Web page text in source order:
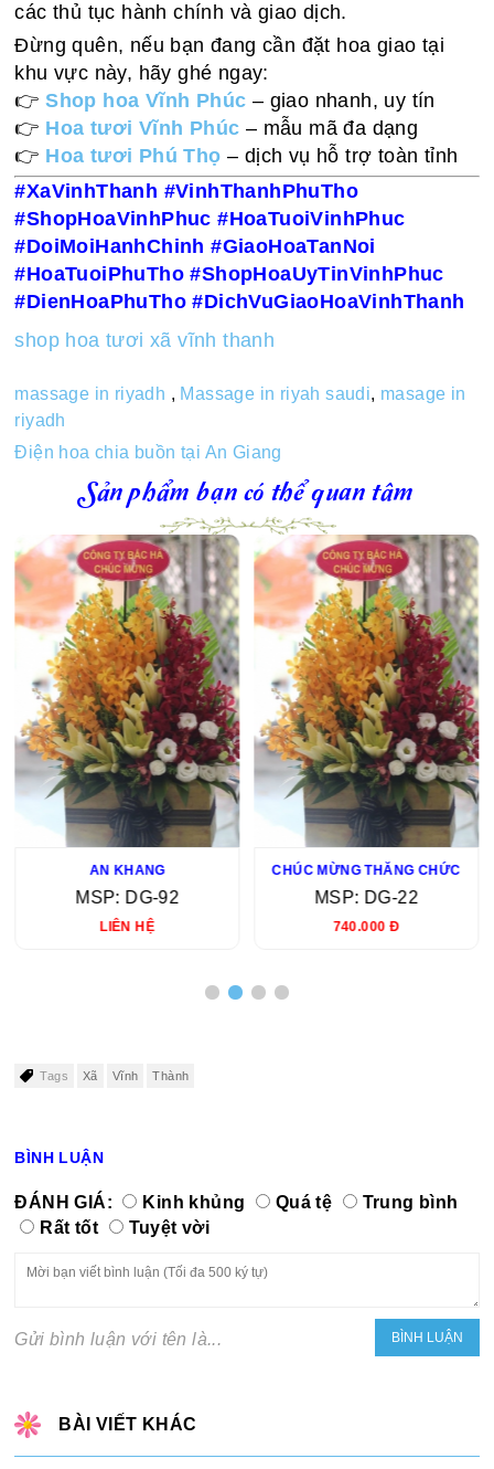
các thủ tục hành chính và giao dịch.
Đừng quên, nếu bạn đang cần đặt hoa giao tại
khu vực này, hãy ghé ngay:
👉Shop hoa Vĩnh Phúc – giao nhanh, uy tín
👉 Hoa tươi Vĩnh Phúc – mẫu mã đa dạng
👉 Hoa tươi Phú Thọ – dịch vụ hỗ trợ toàn tỉnh
#XaVinhThanh #VinhThanhPhuTho
#ShopHoaVinhPhuc #HoaTuoiVinhPhuc
#DoiMoiHanhChinh #GiaoHoaTanNoi
#HoaTuoiPhuTho #ShopHoaUyTinVinhPhuc
#DienHoaPhuTho #DichVuGiaoHoaVinhThanh
shop hoa tươi xã vĩnh thanh
massage in riyadh , Massage in riyah saudi, masage in
riyadh
Điện hoa chia buồn tại An Giang
Sản phẩm bạn có thể quan tâm
AN KHANG
MSP: DG-92
LIÊN HỆ
CHÚC MỪNG THĂNG CHỨC
MSP: DG-22
740.000 Đ
Tags Xã Vĩnh Thành
BÌNH LUẬN
ĐÁNH GIÁ: Kinh khủng Quá tệ
Trung bình
Rất tốt
Tuyệt vời
Gửi bình luận với tên là...
BÀI VIẾT KHÁC